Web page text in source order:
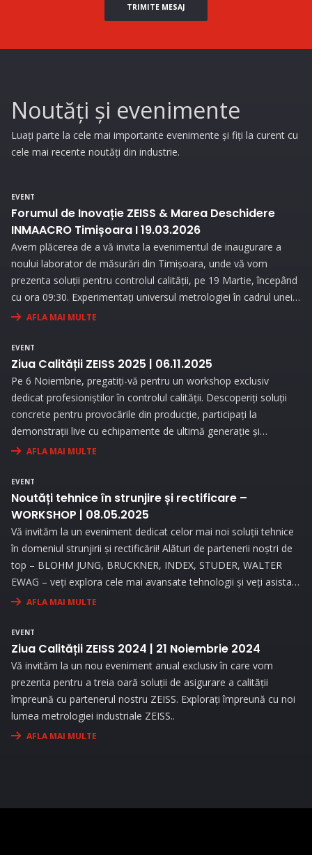
TRIMITE MESAJ
Noutăți și evenimente
Luați parte la cele mai importante evenimente și fiți la curent cu
cele mai recente noutăți din industrie.
EVENT
Forumul de Inovație ZEISS & Marea Deschidere
INMAACRO Timișoara I 19.03.2026
Avem plăcerea de a vă invita la evenimentul de inaugurare a
noului laborator de măsurări din Timișoara, unde vă vom
prezenta soluții pentru controlul calității, pe 19 Martie, începând
cu ora 09:30. Experimentați universul metrologiei în cadrul unei
expoziții interesante și prin prezentări interactive!
AFLA MAI MULTE
EVENT
Ziua Calității ZEISS 2025 | 06.11.2025
Pe 6 Noiembrie, pregatiți-vă pentru un workshop exclusiv
dedicat profesioniștilor în controlul calității. Descoperiți soluții
concrete pentru provocările din producție, participați la
demonstrații live cu echipamente de ultimă generație și
beneficiați de consultanță personalizată pentru a vă optimiza
AFLA MAI MULTE
EVENT
Noutăți tehnice în strunjire și rectificare –
WORKSHOP | 08.05.2025
Vă invităm la un eveniment dedicat celor mai noi soluții tehnice
în domeniul strunjirii și rectificării! Alături de partenerii noștri de
top – BLOHM JUNG, BRUCKNER, INDEX, STUDER, WALTER
EWAG – veți explora cele mai avansate tehnologii și veți asista
la demonstrații live..
AFLA MAI MULTE
EVENT
Ziua Calității ZEISS 2024 | 21 Noiembrie 2024
Vă invităm la un nou eveniment anual exclusiv în care vom
prezenta pentru a treia oară soluții de asigurare a calității
împreună cu partenerul nostru ZEISS. Explorați împreună cu noi
lumea metrologiei industriale ZEISS..
AFLA MAI MULTE